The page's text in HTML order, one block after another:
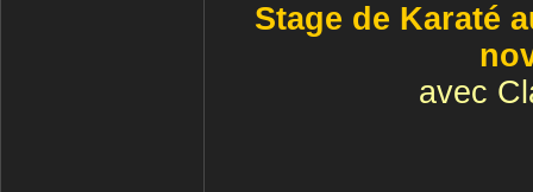
Stage de Karaté
avec